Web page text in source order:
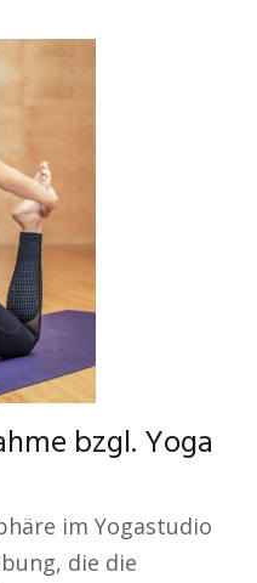
bzgl. Yoga
im Yogastudio
die die